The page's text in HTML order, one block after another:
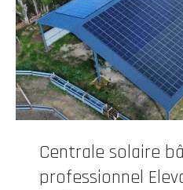
Centrale solaire
professionnel